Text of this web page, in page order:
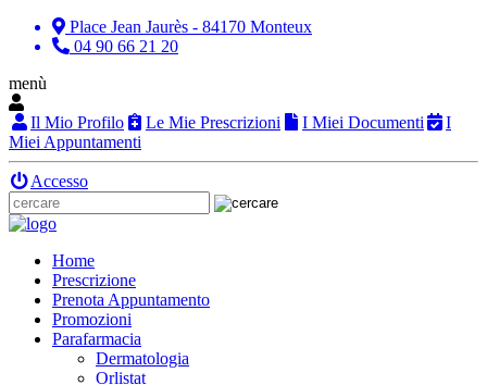
Place Jean Jaurès - 84170 Monteux
04 90 66 21 20
menù
Il Mio Profilo Le Mie Prescrizioni I Miei Documenti
I
Miei Appuntamenti
Accesso
Home
Prescrizione
Prenota Appuntamento
Promozioni
Parafarmacia
Dermatologia
Orlistat